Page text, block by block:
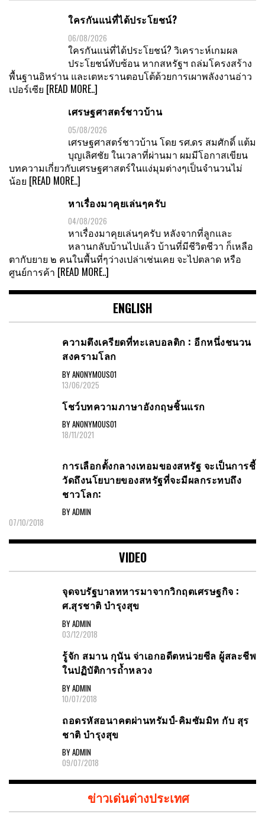
ใครกันแน่ที่ได้ประโยชน์?
06/08/2026
ใครกันแน่ที่ได้ประโยชน์? วิเคราะห์เกมผล
ประโยชน์ทับซ้อน หากสหรัฐฯ ถล่มโครงสร้าง
พื้นฐานอิหร่าน และเตหะรานตอบโต้ด้วยการเผาพลังงานอ่าว
เปอร์เซีย [READ MORE..]
เศรษฐศาสตร์ชาวบ้าน
05/08/2026
เศรษฐศาสตร์ชาวบ้าน โดย รศ.ดร สมศักดิ์ แต้ม
บุญเลิศชัย ในเวลาที่ผ่านมา ผมมีโอกาสเขียน
บทความเกี่ยวกับเศรษฐศาสตร์ในแง่มุมต่างๆเป็นจำนวนไม่
น้อย [READ MORE..]
หาเรื่องมาคุยเล่นๆครับ
04/08/2026
หาเรื่องมาคุยเล่นๆครับ หลังจากที่ลูกและ
หลานกลับบ้านไปแล้ว บ้านที่มีชีวิตชีวา ก็เหลือ
ตากับยาย ๒ คนในพื้นที่ๆว่างเปล่าเช่นเคย จะไปตลาด หรือ
ศูนย์การค้า [READ MORE..]
ENGLISH
ความตึงเครียดที่ทะเลบอลติก : อีกหนึ่งชนวน
สงครามโลก
BY ANONYMOUS01
13/06/2025
โชว์บทความภาษาอังกฤษชิ้นแรก
BY ANONYMOUS01
18/11/2021
การเลือกตั้งกลางเทอมของสหรัฐ จะเป็นการชี้
วัดถึงนโยบายของสหรัฐที่จะมีผลกระทบถึง
ชาวโลก:
BY ADMIN
07/10/2018
VIDEO
จุดจบรัฐบาลทหารมาจากวิกฤตเศรษฐกิจ :
ศ.สุรชาติ บำรุงสุข
BY ADMIN
03/12/2018
รู้จัก สมาน กุนัน จ่าเอกอดีตหน่วยซีล ผู้สละชีพ
ในปฏิบัติการถ้ำหลวง
BY ADMIN
10/07/2018
ถอดรหัสอนาคตผ่านทรัมป์-คิมซัมมิท กับ สุร
ชาติ บำรุงสุข
BY ADMIN
09/07/2018
ข่าวเด่นต่างประเทศ